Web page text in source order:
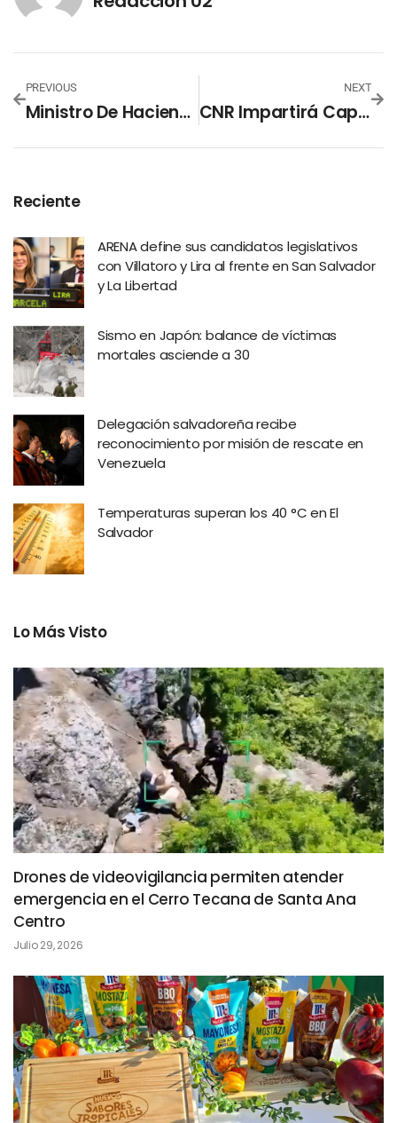
PREVIOUS
Ministro De Hacienda Expone Financiamiento De La Fase Tres Del Plan Control Territorial
NEXT
CNR Impartirá Capacitación Sobre Régimen De Garantías Mobiliarias
Reciente
ARENA define sus candidatos legislativos
con Villatoro y Lira al frente en San Salvador
y La Libertad
Sismo en Japón: balance de víctimas
mortales asciende a 30
Delegación salvadoreña recibe
reconocimiento por misión de rescate en
Venezuela
Temperaturas superan los 40 °C en El
Salvador
Lo Más Visto
Drones de videovigilancia permiten atender
emergencia en el Cerro Tecana de Santa Ana
Centro
Julio 29, 2026